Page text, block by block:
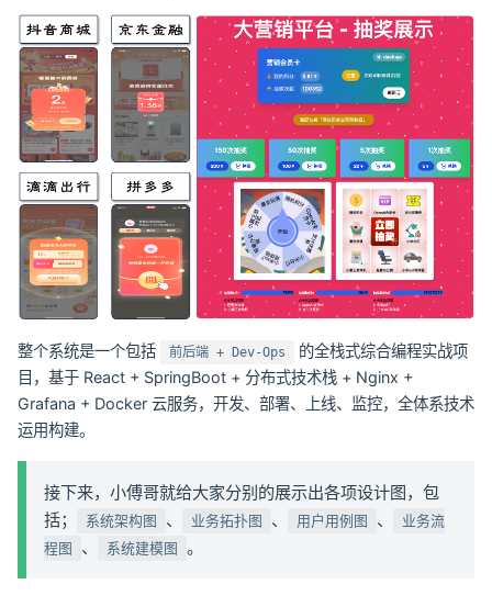
整个系统是一个包括 前后端 + Dev-Ops
的全栈式综合编程实战项
目，基于 React + SpringBoot + 分布式技术栈 + Nginx +
Grafana + Docker 云服务，开发、部署、上线、监控，全体系技术
运用构建。
接下来，小傅哥就给大家分别的展示出各项设计图，包
括；
系统架构图 、 业务拓扑图 、 用户用例图 、
业务流
程图
、 系统建模图 。